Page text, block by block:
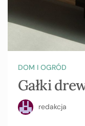
DOM I OGRÓD
Gałki
redakcja